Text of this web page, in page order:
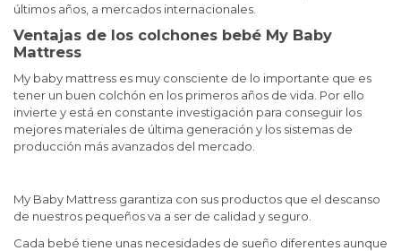
últimos años, a mercados internacionales.
Ventajas de los colchones bebé My Baby
Mattress
My baby mattress es muy consciente de lo importante que es
tener un buen colchón en los primeros años de vida. Por ello
invierte y está en constante investigación para conseguir los
mejores materiales de última generación y los sistemas de
producción más avanzados del mercado.
My Baby Mattress garantiza con sus productos que el descanso
de nuestros pequeños va a ser de calidad y seguro.
Cada bebé tiene unas necesidades de sueño diferentes aunque